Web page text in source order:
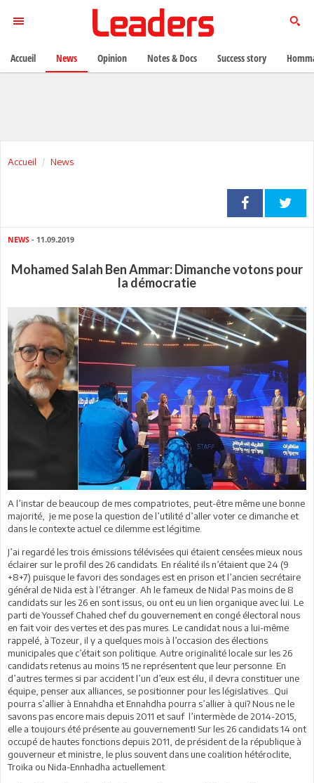
Accueil News
NEWS - 11.09.2019
Mohamed Salah Ben Ammar: Dimanche votons pour
la démocratie
A l’instar de beaucoup de mes compatriotes, peut-être même une bonne
majorité, je me pose la question de l’utilité d’aller voter ce dimanche et
dans le contexte actuel ce dilemme est légitime.
J’ai regardé les trois émissions télévisées qui étaient censées mieux nous
éclairer sur le profil des 26 candidats. En réalité ils n’étaient que 24 (9
+8+7) puisque le favori des sondages est en prison et l’ancien secrétaire
général de Nida est à l’étranger. Ah le fameux de Nida! Pas moins de 8
candidats sur les 26 en sont issus, ou ont eu un lien organique avec lui. Le
parti de Youssef Chahed chef du gouvernement en congé électoral nous
en fait voir des vertes et des pas mures. Le candidat nous a lui-même
rappelé, à Tozeur, il y a quelques mois à l’occasion des élections
municipales que c’était son politique. Autre originalité locale sur les 26
candidats retenus au moins 15 ne représentent que leur personne. En
d’autres termes si par accident l’un d’eux est élu, il devra constituer une
équipe, penser aux alliances, se positionner pour les législatives…Qui
pourra s’allier à Ennahdha et Ennahdha pourra s’allier à qui? Nous ne le
savons pas encore mais depuis 2011 et sauf l’intermède de 2014-2015,
elle a toujours été présente au gouvernement! Sur les 26 candidats 14 ont
occupé de hautes fonctions depuis 2011, de président de la république à
gouverneur et ministre, le plus souvent dans une coalition hétéroclite,
Troika ou Nida-Ennhadha actuellement.
Accueil News Opinion Notes & Docs Success story